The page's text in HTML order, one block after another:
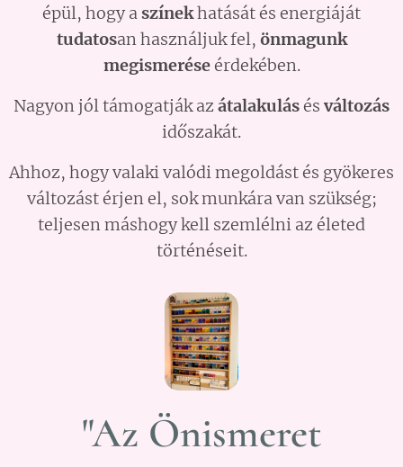
épül, hogy a színekhatását és energiáját
tudatosan használjuk fel, önmagunk
megismeréseérdekében.
Nagyon jól támogatják azátalakulás és változás
időszakát.
Ahhoz, hogy valaki valódi megoldást és gyökeres
változást érjen el, sok munkára van szükség;
teljesen máshogy kell szemlélni az életed
történéseit.
"Az Önismeret